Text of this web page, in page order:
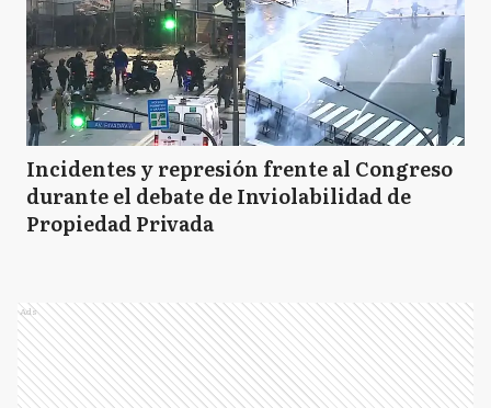
Incidentes y represión frente al Congreso
durante el debate de Inviolabilidad de
Propiedad Privada
Ads